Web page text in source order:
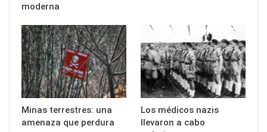
moderna
Minas terrestres: una
amenaza que perdura
Los médicos nazis
llevaron a cabo